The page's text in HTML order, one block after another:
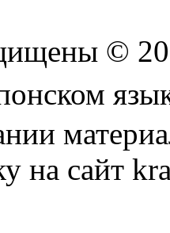
©
на сайт